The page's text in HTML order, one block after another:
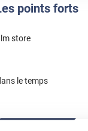
points forts
store
le temps
n'ete pas inclus dans
deux semaines plus